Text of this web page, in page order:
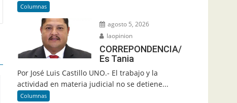
Columnas
agosto 5, 2026
laopinion
CORREPONDENCIA/
Es Tania
Por José Luis Castillo UNO.- El trabajo y la
actividad en materia judicial no se detiene...
Columnas